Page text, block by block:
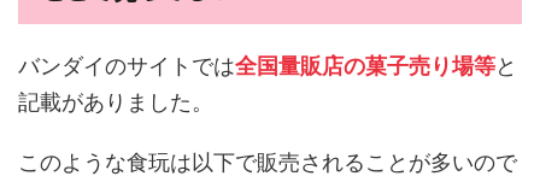
バンダイのサイトでは全国量販店の菓子売り場等と
記載がありました。
このような食玩は以下で販売されることが多いので